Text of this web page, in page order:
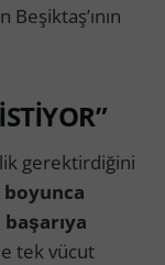
gerektirdiğini
boyunca
tek vücut